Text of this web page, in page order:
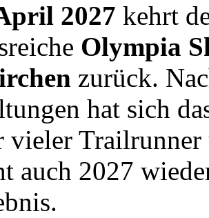
2027 kehrt
Olympia
zurück.
hat sich
vieler
auch 2027